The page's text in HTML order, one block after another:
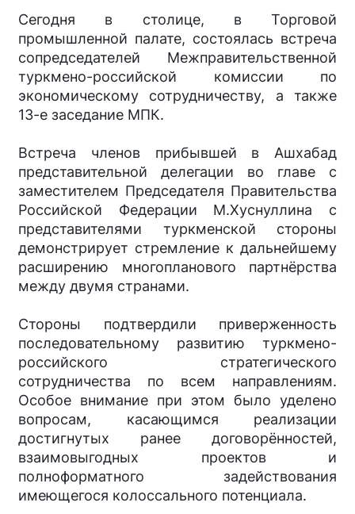
Сегодня в столице, в Торговой
промышленной палате, состоялась встреча
сопредседателей Межправительственной
туркмено-российской комиссии по
экономическому сотрудничеству, а также
13-е заседание МПК.
Встреча членов прибывшей в Ашхабад
представительной делегации во главе с
заместителем Председателя Правительства
Российской Федерации М.Хуснуллина с
представителями туркменской стороны
демонстрирует стремление к дальнейшему
расширению многопланового партнёрства
между двумя странами.
Стороны подтвердили приверженность
последовательному развитию туркмено-
российского стратегического
сотрудничества по всем направлениям.
Особое внимание при этом было уделено
вопросам, касающимся реализации
достигнутых ранее договорённостей,
взаимовыгодных проектов и
полноформатного задействования
имеющегося колоссального потенциала.